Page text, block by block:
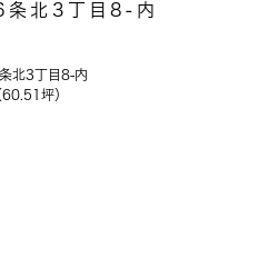
条北3丁目8-内
北3丁目8-内
坪）